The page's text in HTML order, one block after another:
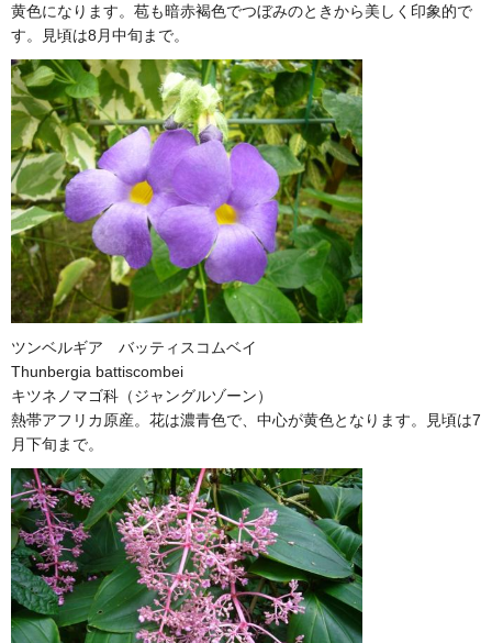
黄色になります。苞も暗赤褐色でつぼみのときから美しく印象的で
す。見頃は8月中旬まで。
ツンベルギア バッティスコムベイ
Thunbergia battiscombei
キツネノマゴ科（ジャングルゾーン）
熱帯アフリカ原産。花は濃青色で、中心が黄色となります。見頃は7
月下旬まで。